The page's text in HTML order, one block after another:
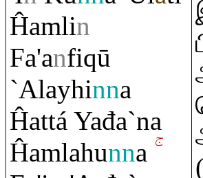
Ĥamlin
Fa'anfiqū
`Alayhinna
Ĥattá Yađa`na
Ĥamlahunna